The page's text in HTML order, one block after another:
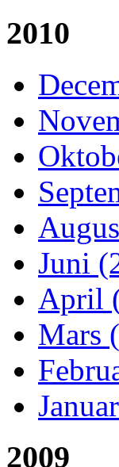
2010
Juni
April
Mars
2009